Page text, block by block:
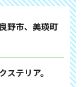
野市、美瑛町
テリア。